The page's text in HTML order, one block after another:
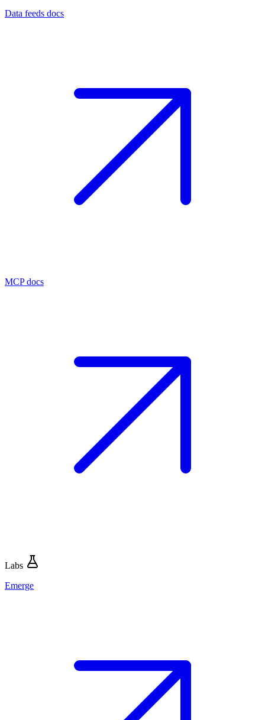
Data feeds docs
MCP docs
Labs
Emerge